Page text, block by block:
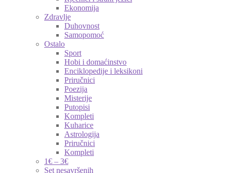
Ekonomija
Zdravlje
Duhovnost
Samopomoć
Ostalo
Sport
Hobi i domaćinstvo
Enciklopedije i leksikoni
Priručnici
Poezija
Misterije
Putopisi
Kompleti
Kuharice
Astrologija
Priručnici
Kompleti
1€ – 3€
Set nesavršenih